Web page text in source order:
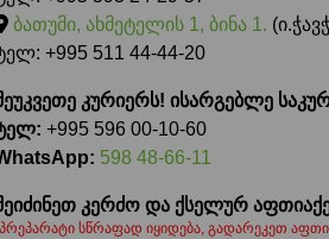
ბათუმი, ახმეტელის 1, ბინა 1.
+995 511 44-44-20
კურიერს! ისარგებლე
+995 596 00-10-60
598 48-66-11
კერძო და ქსელურ
სწრაფად იყიდება, გადარეკეთ